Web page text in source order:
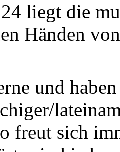
liegt die
Händen
und
freut sich